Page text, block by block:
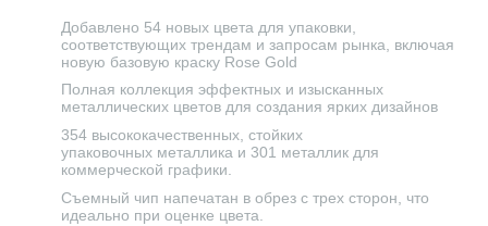
Добавлено 54 новых цвета для упаковки,
соответствующих трендам и запросам рынка, включая
новую базовую краску Rose Gold
Полная коллекция эффектных и изысканных
металлических цветов для создания ярких дизайнов
354 высококачественных, стойких
упаковочных металлика и 301 металлик для
коммерческой графики.
Съемный чип напечатан в обрез с трех сторон, что
идеально при оценке цвета.